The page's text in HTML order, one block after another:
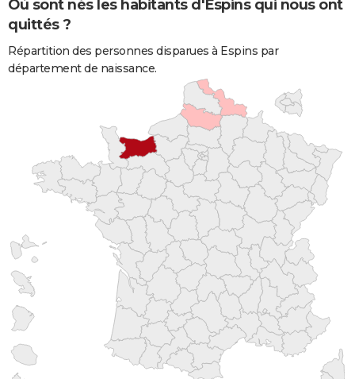
Où sont nés les habitants d'Espins qui nous ont
quittés ?
Répartition des personnes disparues à Espins par
département de naissance.